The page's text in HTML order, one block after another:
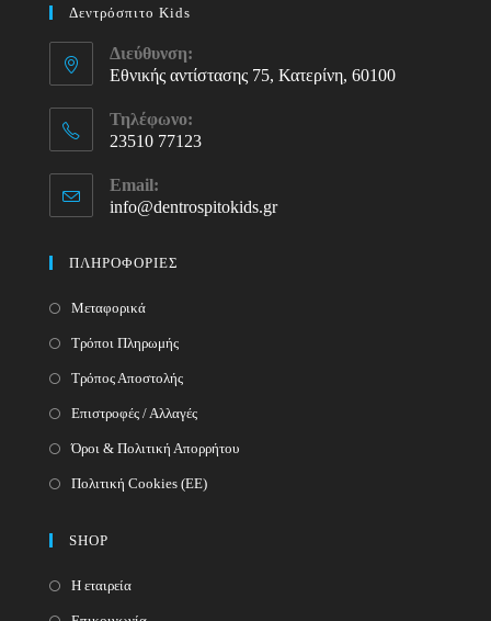
Δεντρόσπιτο Kids
Διεύθυνση:
Εθνικής αντίστασης 75, Κατερίνη, 60100
Τηλέφωνο:
23510 77123
in
Email:
info@dentrospitokids.grOpens
ΠΛΗΡΟΦΟΡΙΕΣ
Μεταφορικά
Τρόποι Πληρωμής
Τρόπος Αποστολής
Επιστροφές / Αλλαγές
Όροι & Πολιτική Απορρήτου
Πολιτική Cookies (ΕΕ)
SHOP
Η εταιρεία